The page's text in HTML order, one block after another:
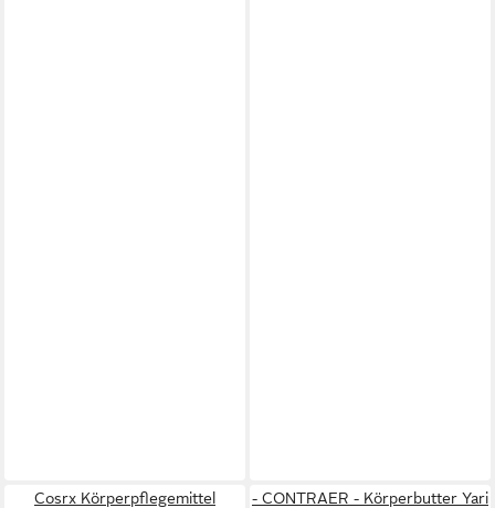
Cosrx Körperpflegemittel
- CONTRAER - Körperbutter Yari